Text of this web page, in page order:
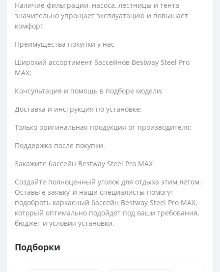
Наличие фильтрации, насоса, лестницы и тента
значительно упрощает эксплуатацию и повышает
комфорт.
Преимущества покупки у нас
Широкий ассортимент бассейнов Bestway Steel Pro
MAX;
Консультация и помощь в подборе модели;
Доставка и инструкция по установке;
Только оригинальная продукция от производителя;
Поддержка после покупки.
Закажите бассейн Bestway Steel Pro MAX
Создайте полноценный уголок для отдыха этим летом.
Оставьте заявку, и наши специалисты помогут
подобрать каркасный бассейн Bestway Steel Pro MAX,
который оптимально подойдёт под ваши требования,
бюджет и условия установки.
Подборки